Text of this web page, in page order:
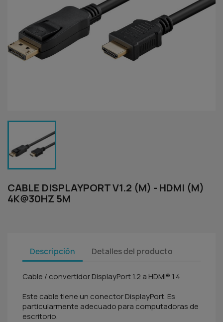
CABLE DISPLAYPORT V1.2 (M) - HDMI (M)
4K@30HZ 5M
Descripción Detalles del producto
Cable / convertidor DisplayPort 1.2 a HDMI® 1.4
Este cable tiene un conector DisplayPort. Es
particularmente adecuado para computadoras de
escritorio.